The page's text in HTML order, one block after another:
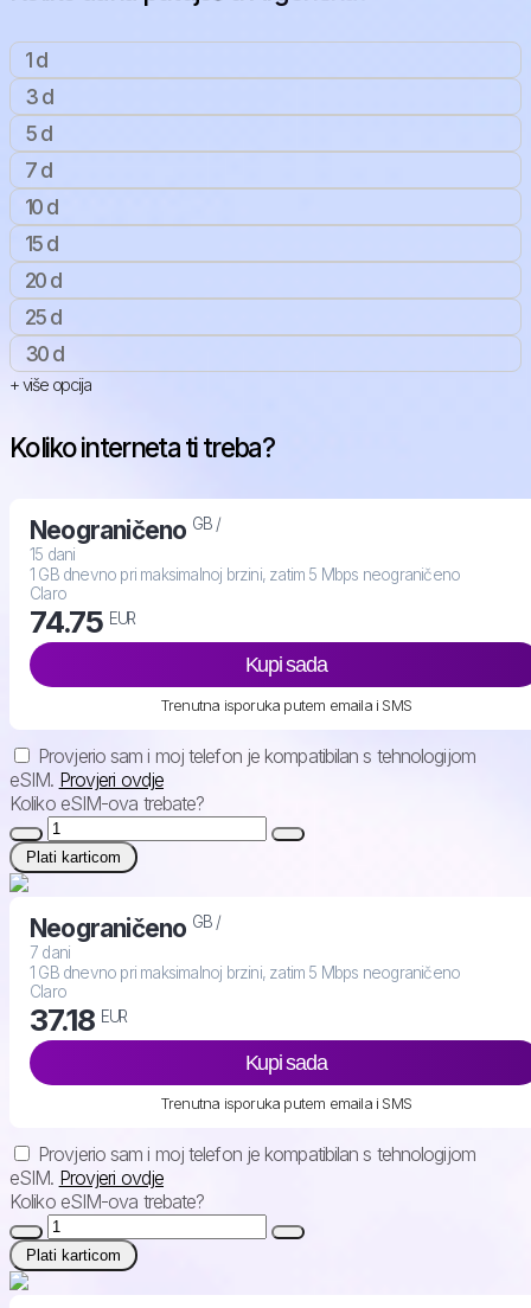
1 d
3 d
5 d
7 d
10 d
15 d
20 d
25 d
30 d
+ više opcija
Koliko interneta ti treba?
Neograničeno GB /
15 dani
1 GB dnevno pri maksimalnoj brzini, zatim 5 Mbps neograničeno
Claro
74.75 EUR
Kupi sada
Trenutna isporuka putem emaila i SMS
Provjerio sam i moj telefon je kompatibilan s tehnologijom
eSIM. Provjeri ovdje
Koliko eSIM-ova trebate?
Plati karticom
Neograničeno GB /
7 dani
1 GB dnevno pri maksimalnoj brzini, zatim 5 Mbps neograničeno
Claro
37.18 EUR
Kupi sada
Trenutna isporuka putem emaila i SMS
Provjerio sam i moj telefon je kompatibilan s tehnologijom
eSIM. Provjeri ovdje
Koliko eSIM-ova trebate?
Plati karticom